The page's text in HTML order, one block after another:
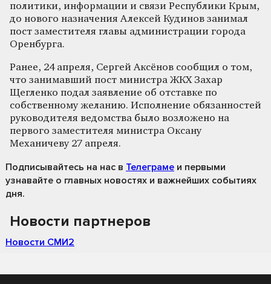
политики, информации и связи Республики Крым,
до нового назначения Алексей Кудинов занимал
пост заместителя главы администрации города
Оренбурга.
Ранее, 24 апреля, Сергей Аксёнов сообщил о том,
что занимавший пост министра ЖКХ Захар
Щегленко подал заявление об отставке по
собственному желанию. Исполнение обязанностей
руководителя ведомства было возложено на
первого заместителя министра Оксану
Механичеву 27 апреля.
Подписывайтесь на нас в Телеграме и первыми
узнавайте о главных новостях и важнейших событиях
дня.
Новости партнеров
Новости СМИ2